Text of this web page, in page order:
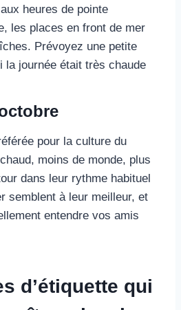
heures de pointe
les places en front de mer
Prévoyez une petite
la journée était très chaude
pour la culture du
moins de monde, plus
dans leur rythme habituel
semblent à leur meilleur, et
entendre vos amis
d’étiquette qui